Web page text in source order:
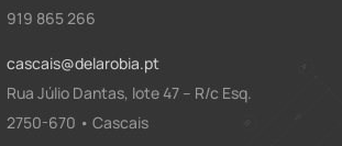
919 865 266
cascais@delarobia.pt
Rua Júlio Dantas, lote 47 – R/c Esq.
2750-670 • Cascais